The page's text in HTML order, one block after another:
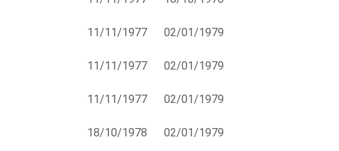
11/11/1977 02/01/1979
11/11/1977 02/01/1979
11/11/1977 02/01/1979
18/10/1978 02/01/1979